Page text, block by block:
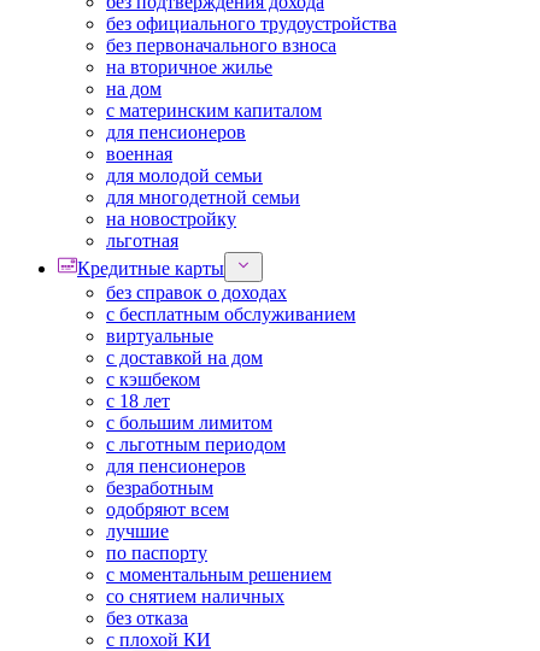
без официального трудоустройства
без первоначального взноса
на вторичное жилье
на дом
с материнским капиталом
для пенсионеров
военная
для молодой семьи
для многодетной семьи
на новостройку
льготная
Кредитные карты
без справок о доходах
с бесплатным обслуживанием
виртуальные
с доставкой на дом
с кэшбеком
с 18 лет
с большим лимитом
с льготным периодом
для пенсионеров
безработным
одобряют всем
лучшие
по паспорту
с моментальным решением
со снятием наличных
без отказа
с плохой КИ